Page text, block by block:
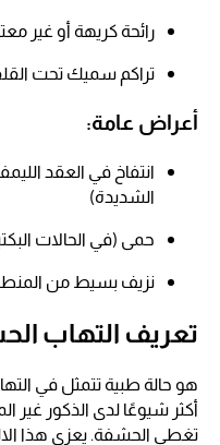
رائحة كريهة أو غير
تراكم سميك تحت
أعراض عامة:
انتفاخ في العقد
الشديدة)
حمى (في الحالات
نزيف بسيط من
تعريف التهاب
هو حالة طبية تتمثل في
أكثر شيوعًا لدى الذكور غير
تغطي الحشفة. يعزى هذا